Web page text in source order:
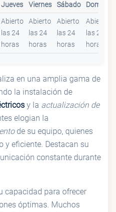
Jueves Viernes Sábado Domingo
Abierto
las 24
horas
Abierto
las 24
horas
Abierto
las 24
horas
Abierto
las 24
horas
en una amplia gama de
la instalación de
y la actualización de
elogian la
de su equipo, quienes
y eficiente. Destacan su
constante durante
capacidad para ofrecer
óptimas. Muchos